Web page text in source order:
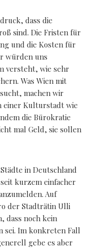
dass die
sind. Die Fristen für
und die Kosten für
würden uns
versteht, wie sehr
Was Wien mit
machen wir
einer Kulturstadt wie
die Bürokratie
mal Geld, sie sollen
in Deutschland
kurzem einfacher
Auf
der Stadträtin Ulli
dass noch kein
sei. Im konkreten Fall
gebe es aber